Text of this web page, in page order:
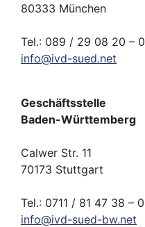
80333 München
Tel.: 089 / 29 08 20 – 0
info@ivd-sued.net
Geschäftsstelle
Baden-Württemberg
Calwer Str. 11
70173 Stuttgart
Tel.: 0711 / 81 47 38 – 0
info@ivd-sued-bw.net